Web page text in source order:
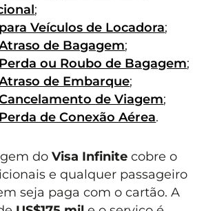
;
Veículos de Locadora;
de Bagagem;
ou Roubo de Bagagem;
de Embarque;
de Viagem;
de Conexão Aérea.
doVisa Infinite cobre o
e qualquer passageiro
seja paga com o cartão. A